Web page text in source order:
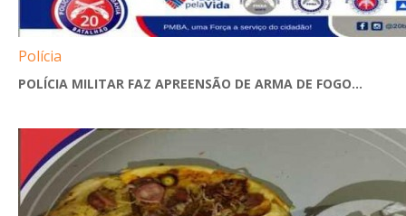
Polícia
POLÍCIA MILITAR FAZ APREENSÃO DE ARMA DE FOGO...